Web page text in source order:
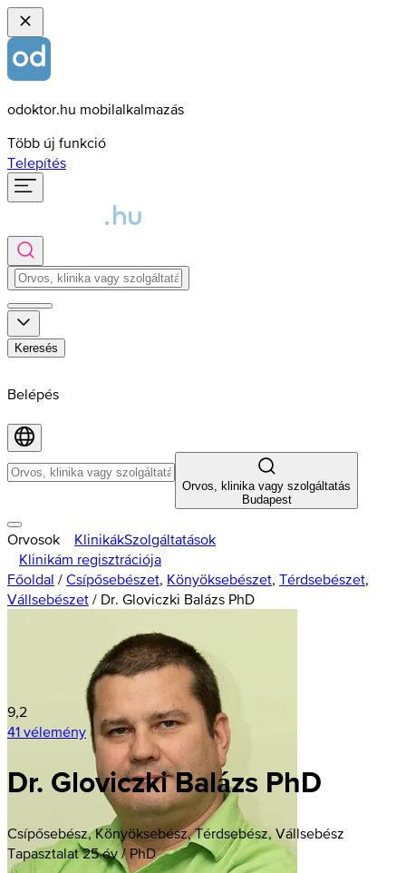
odoktor.hu mobilalkalmazás
Több új funkció
Telepítés
Keresés
Belépés
Orvos, klinika vagy szolgáltatás
Budapest
Orvosok KlinikákSzolgáltatások
Klinikám regisztrációja
Főoldal / Csípősebészet, Könyöksebészet, Térdsebészet,
Vállsebészet / Dr. Gloviczki Balázs PhD
9,2
41 vélemény
Dr. Gloviczki Balázs PhD
Csípősebész, Könyöksebész, Térdsebész, Vállsebész
Tapasztalat 25 év / PhD